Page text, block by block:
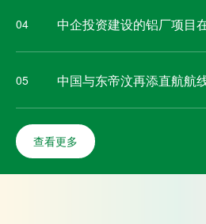
04 中企投资建设的铝厂项目
05 中国与东帝汶再添直航航
查看更多